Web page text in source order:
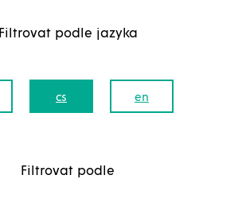
Filtrovat podle jazyka
cs en
Filtrovat podle